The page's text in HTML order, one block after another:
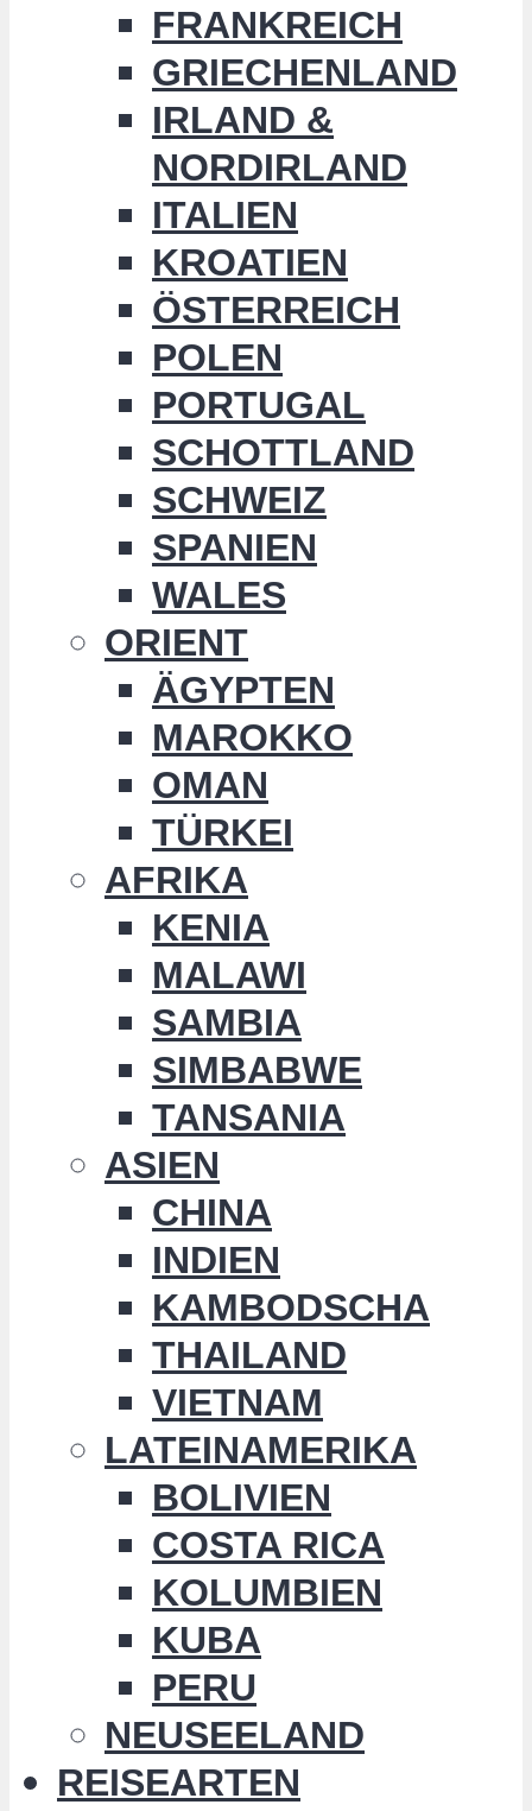
FRANKREICH
GRIECHENLAND
IRLAND &
NORDIRLAND
ITALIEN
KROATIEN
ÖSTERREICH
POLEN
PORTUGAL
SCHOTTLAND
SCHWEIZ
SPANIEN
WALES
ORIENT
ÄGYPTEN
MAROKKO
OMAN
TÜRKEI
AFRIKA
KENIA
MALAWI
SAMBIA
SIMBABWE
TANSANIA
ASIEN
CHINA
INDIEN
KAMBODSCHA
THAILAND
VIETNAM
LATEINAMERIKA
BOLIVIEN
COSTA RICA
KOLUMBIEN
KUBA
PERU
NEUSEELAND
REISEARTEN